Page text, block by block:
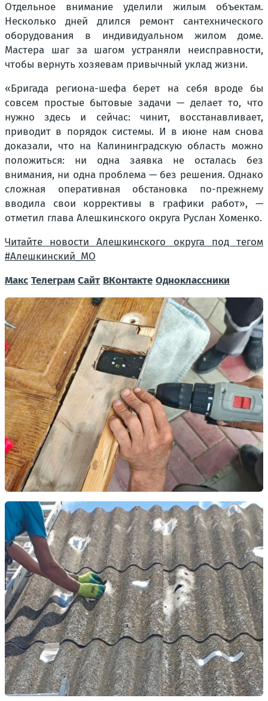
Отдельное внимание уделили жилым объектам.
Несколько дней длился ремонт сантехнического
оборудования в индивидуальном жилом доме.
Мастера шаг за шагом устраняли неисправности,
чтобы вернуть хозяевам привычный уклад жизни.
«Бригада региона-шефа берет на себя вроде бы
совсем простые бытовые задачи — делает то, что
нужно здесь и сейчас: чинит, восстанавливает,
приводит в порядок системы. И в июне нам снова
доказали, что на Калининградскую область можно
положиться: ни одна заявка не осталась без
внимания, ни одна проблема — без решения. Однако
сложная оперативная обстановка по-прежнему
вводила свои коррективы в графики работ», —
отметил глава Алешкинского округа Руслан Хоменко.
Читайте новости Алешкинского округа под тегом
#Алешкинский_МО
Макс Телеграм Сайт ВКонтакте Одноклассники